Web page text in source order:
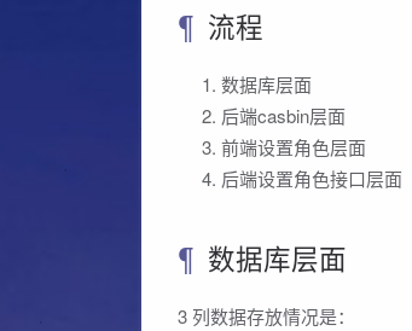
流程
数据库层面
后端casbin层面
前端设置角色层面
后端设置角色接口层面
数据库层面
3 列数据存放情况是：